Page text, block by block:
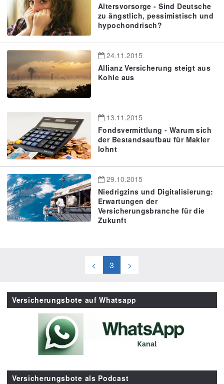
Altersvorsorge - Sind Deutsche
zu ängstlich, pessimistisch und
hypochondrisch?
24.11.2015
Allianz Versicherung steigt aus
Kohle aus
13.11.2015
Fondsvermittlung - Warum sich
der Bestandsaufbau für Makler
lohnt
29.10.2015
Niedrigzins und Digitalisierung:
Erwartungen der
Versicherungsbranche für die
Zukunft
< 3 >
Versicherungsbote auf Whatsapp
Versicherungsbote als Podcast